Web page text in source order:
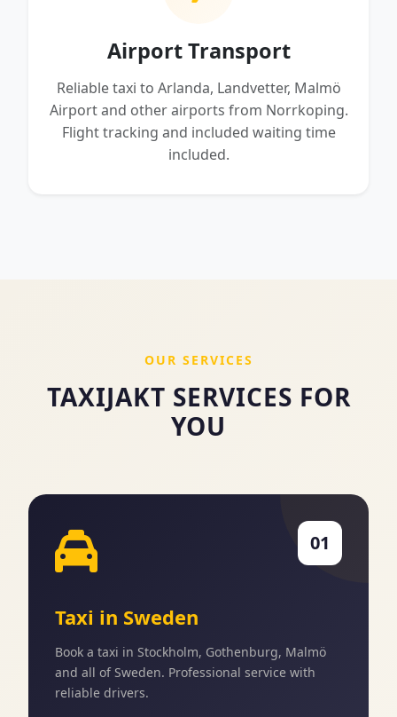
Airport Transport
Reliable taxi to Arlanda, Landvetter, Malmö
Airport and other airports from Norrkoping.
Flight tracking and included waiting time
included.
OUR SERVICES
TAXIJAKT SERVICES FOR
YOU
01
Taxi in Sweden
Book a taxi in Stockholm, Gothenburg, Malmö
and all of Sweden. Professional service with
reliable drivers.